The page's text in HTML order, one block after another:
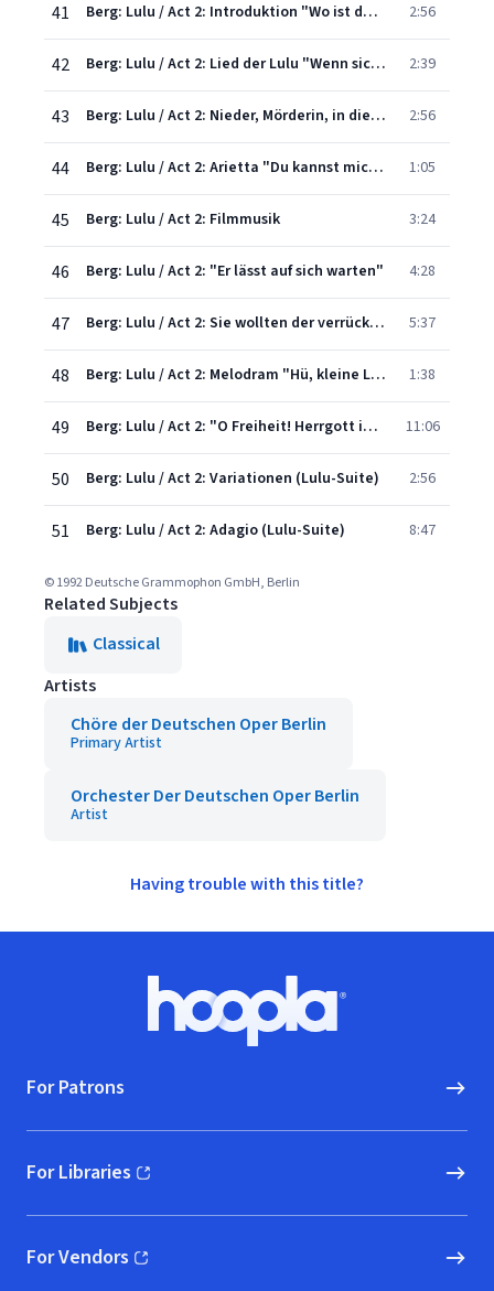
41 Berg: Lulu / Act 2: Introduktion "Wo ist der denn hin?"/ "Du Kreatur, die mich durch den Straßenkot zum Martertode schleift!" 2:56
42 Berg: Lulu / Act 2: Lied der Lulu "Wenn sich die Menschen um meinetwillen umgebracht haben" 2:39
43 Berg: Lulu / Act 2: Nieder, Mörderin, in die Knie! 2:56
44 Berg: Lulu / Act 2: Arietta "Du kannst mich nicht dem Gericht ausliefern!" 1:05
45 Berg: Lulu / Act 2: Filmmusik 3:24
46 Berg: Lulu / Act 2: "Er lässt auf sich warten" 4:28
47 Berg: Lulu / Act 2: Sie wollten der verrückten Rakete noch Geld geben 5:37
48 Berg: Lulu / Act 2: Melodram "Hü, kleine Lulu" 1:38
49 Berg: Lulu / Act 2: "O Freiheit! Herrgott im Himmel!" / Hymne "Durch dieses Kleid empfinde ich deinen Wuchs" 11:06
50 Berg: Lulu / Act 2: Variationen (Lulu-Suite) 2:56
51 Berg: Lulu / Act 2: Adagio (Lulu-Suite) 8:47
© 1992 Deutsche Grammophon GmbH, Berlin
Related Subjects
Classical
Artists
Chöre der Deutschen Oper Berlin
Primary Artist
Orchester Der Deutschen Oper Berlin
Artist
Having trouble with this title?
Hoopla logo, Go to homepage
For Patrons
For Libraries
(opens in new window)
For Vendors
(opens in new window)